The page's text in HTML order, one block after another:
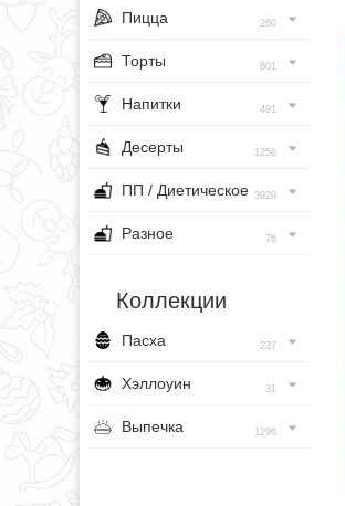
Пицца 260
Торты 801
Напитки 491
Десерты 1256
ПП / Диетическое 3929
Разное 76
Коллекции
Пасха 237
Хэллоуин 31
Выпечка 1296